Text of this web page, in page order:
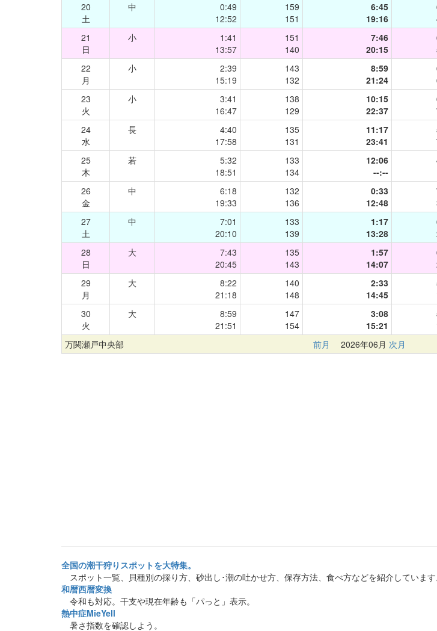
20
土
中
0:49
12:52
159
151
6:45
19:16
21
日
小
1:41
13:57
151
140
7:46
20:15
22
月
小
2:39
15:19
143
132
8:59
21:24
23
火
小
3:41
16:47
138
129
10:15
22:37
24
水
長
4:40
17:58
135
131
11:17
23:41
25
木
若
5:32
18:51
133
134
12:06
--:--
26
金
中
6:18
19:33
132
136
0:33
12:48
27
土
中
7:01
20:10
133
139
1:17
13:28
28
日
大
7:43
20:45
135
143
1:57
14:07
29
月
大
8:22
21:18
140
148
2:33
14:45
30
火
大
8:59
21:51
147
154
3:08
15:21
万関瀬戸中央部 前月 2026年06月 次月
全国の潮干狩りスポットを大特集。
スポット一覧、貝種別の採り方、砂出し･潮の吐かせ方、保存方法、食べ方などを紹介しています
和暦西暦変換
令和も対応。干支や現在年齢も「パっと」表示。
熱中症MieYell
暑さ指数を確認しよう。